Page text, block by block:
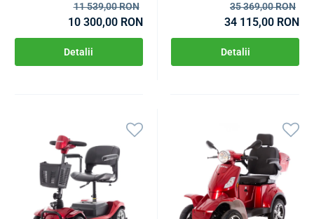
11 539,00 RON
10 300,00 RON
Detalii
35 369,00 RON
34 115,00 RON
Detalii